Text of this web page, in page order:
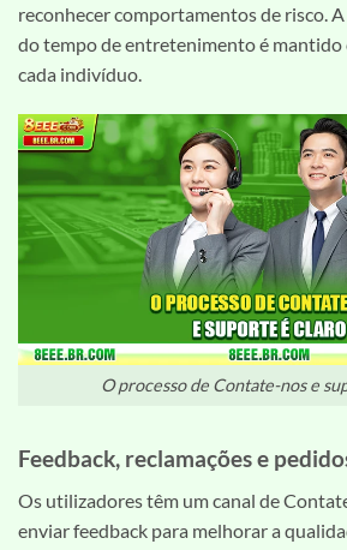
reconhecer comportamentos de risco.
do tempo de entretenimento é mantido
cada indivíduo.
O processo de Contate-nos e
Feedback, reclamações e
Os utilizadores têm um canal de
enviar feedback para melhorar a